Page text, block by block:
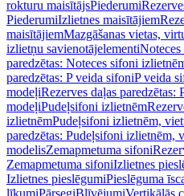
rokturu maisītājsPiederumi
PiederumiIzlietnes maisītājiem
maisītājiemMazgāšanas vietas,
izlietņu savienotājelementi
paredzētas: Noteces sifoni
paredzētas: P veida sifoniP veida
modeļiRezerves daļas
modeļiPudeļsifoni izlietnēm
izlietnēmPudeļsifoni izlietnēm,
paredzētas: Pudeļsifoni izlietnēm,
modelisZemapmetuma sifoni
Zemapmetuma sifoniIzlietnes
Izlietnes pieslēgumiPieslēguma
līkumiPārsegiBlīvējumiVertikālās